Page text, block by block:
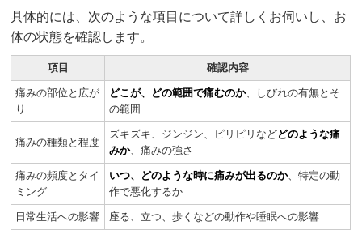
具体的には、次のような項目について詳しくお伺いし、お
体の状態を確認します。
項目 確認内容
痛みの部位と広が
り
どこが、どの範囲で痛むのか、しびれの有無とそ
の範囲
痛みの種類と程度
ズキズキ、ジンジン、ピリピリなどどのような痛
みか、痛みの強さ
痛みの頻度とタイ
ミング
いつ、どのような時に痛みが出るのか、特定の動
作で悪化するか
日常生活への影響 座る、立つ、歩くなどの動作や睡眠への影響